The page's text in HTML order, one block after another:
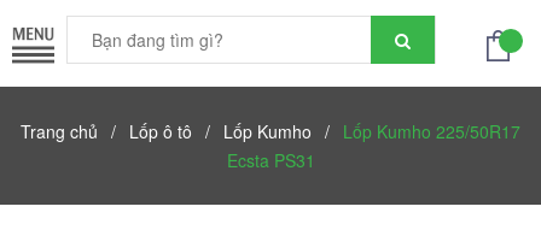
Trang chủ / Lốp ô tô / Lốp Kumho / Lốp Kumho 225/50R17
Ecsta PS31